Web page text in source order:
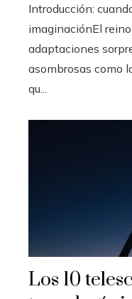
Introducción:
imaginaciónEl
adaptaciones
asombrosas como
qu...
Los 10